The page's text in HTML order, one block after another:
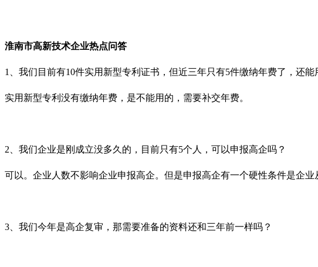
淮南市高新技术企业热点问答
1 、我们目前有10件实用新型专利证书，但近三年只有5件缴纳年费了，还能
实用新型专利没有缴纳年费，是不能用的，需要补交年费。
2 、我们企业是刚成立没多久的，目前只有5个人，可以申报高企吗？
可以。企业人数不影响企业申报高企。但是申报高企有一个硬性条件是企
3 、我们今年是高企复审，那需要准备的资料还和三年前一样吗？